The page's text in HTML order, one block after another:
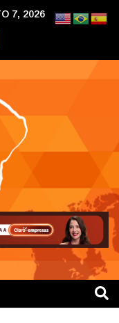
7, 2026